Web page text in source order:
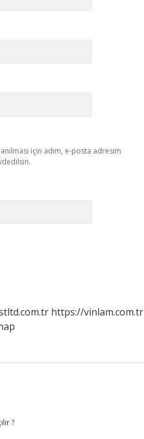
için adım, e-posta adresim
https://vinlam.com.tr
?